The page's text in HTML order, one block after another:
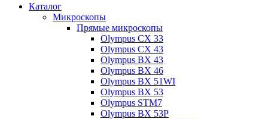
Каталог
Микроскопы
Прямые микроскопы
Olympus CX 33
Olympus CX 43
Olympus BX 43
Olympus BX 46
Olympus BX 51WI
Olympus BX 53
Olympus STM7
Olympus BX 53P